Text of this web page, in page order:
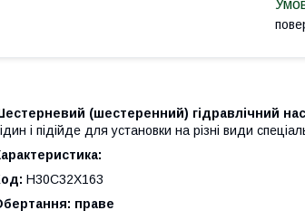
(шестеренний) гідравлічний
і підійде для установки на різні види
H30C32X163
праве